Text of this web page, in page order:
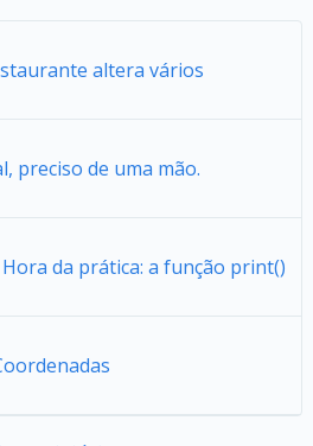
altera vários
preciso de uma mão.
da prática: a função print()